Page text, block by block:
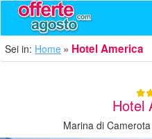
Sei in: Home Hotel America
Hotel
Marina di